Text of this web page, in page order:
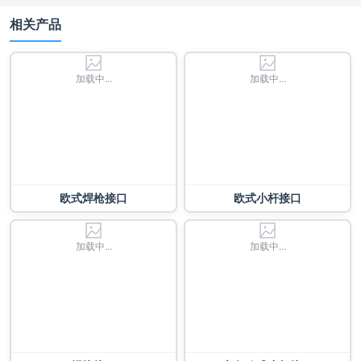
相关产品
加载中...
欧式焊枪接口
加载中...
欧式小杆接口
加载中... 加载中...